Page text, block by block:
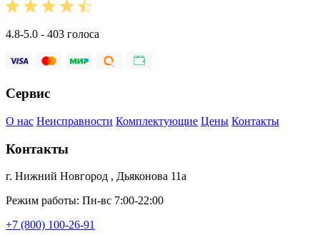
4.8-5.0 - 403 голоса
Сервис
О нас Неисправности Комплектующие Цены Контакты
Контакты
г. Нижний Новгород , Дьяконова 11а
Режим работы: Пн-вс 7:00-22:00
+7 (800) 100-26-91